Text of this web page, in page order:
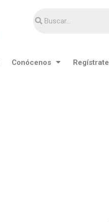
Conócenos Regístrate